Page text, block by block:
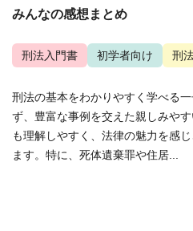
みんなの感想まとめ
刑法入門書 初学者向け 刑
刑法の基本をわかりやすく学べる
ず、豊富な事例を交えた親しみや
も理解しやすく、法律の魅力を感
ます。特に、死体遺棄罪や住居...